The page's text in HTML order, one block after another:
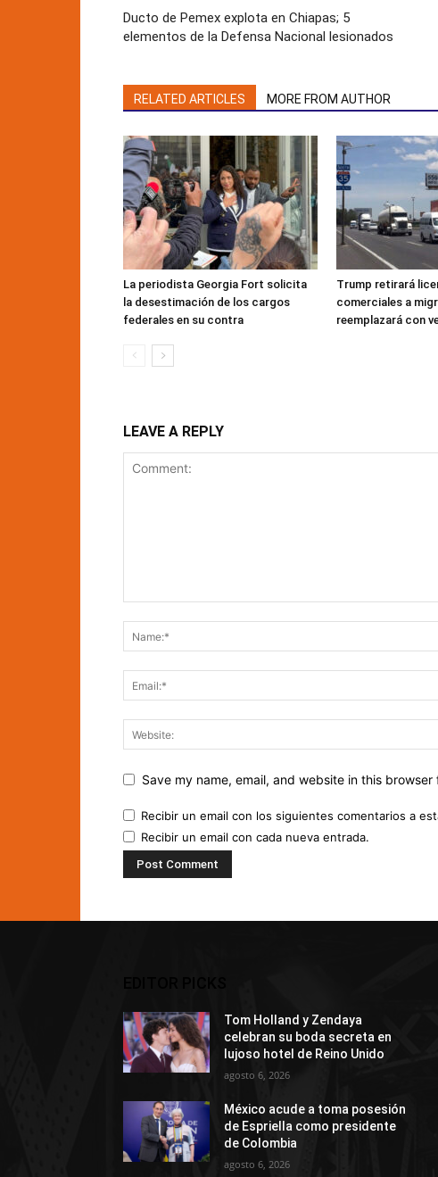
Ducto de Pemex explota en Chiapas; 5
elementos de la Defensa Nacional lesionados
RELATED ARTICLES MORE FROM AUTHOR
La periodista Georgia Fort solicita
la desestimación de los cargos
federales en su contra
Trump retirará
comerciales a
reemplazará con
LEAVE A REPLY
Save my name, email, and website in this
Recibir un email con los siguientes comentarios a
Recibir un email con cada nueva entrada.
Tom Holland y Zendaya
celebran su boda secreta en
lujoso hotel de Reino Unido
agosto 6, 2026
México acude a toma posesión
de Espriella como presidente
de Colombia
agosto 6, 2026